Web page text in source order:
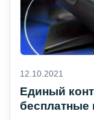
12.10.2021
Единый
бесплатные